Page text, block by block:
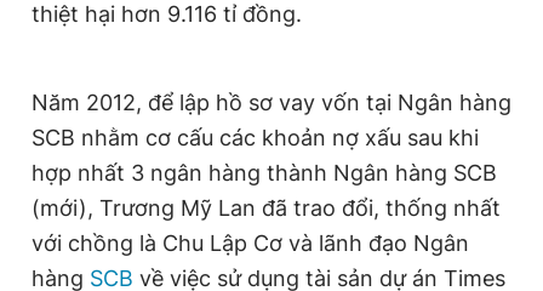
thiệt hại hơn 9.116 tỉ đồng.
Năm 2012, để lập hồ sơ vay vốn tại Ngân hàng
SCB nhằm cơ cấu các khoản nợ xấu sau khi
hợp nhất 3 ngân hàng thành Ngân hàng SCB
(mới), Trương Mỹ Lan đã trao đổi, thống nhất
với chồng là Chu Lập Cơ và lãnh đạo Ngân
hàng SCB về việc sử dụng tài sản dự án Times